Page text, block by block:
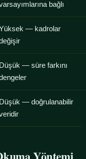
bağlı
— kadrolar
Düşük — süre farkını
Düşük — doğrulanabilir